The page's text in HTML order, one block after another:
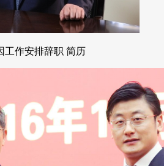
工作安排辞职 简历